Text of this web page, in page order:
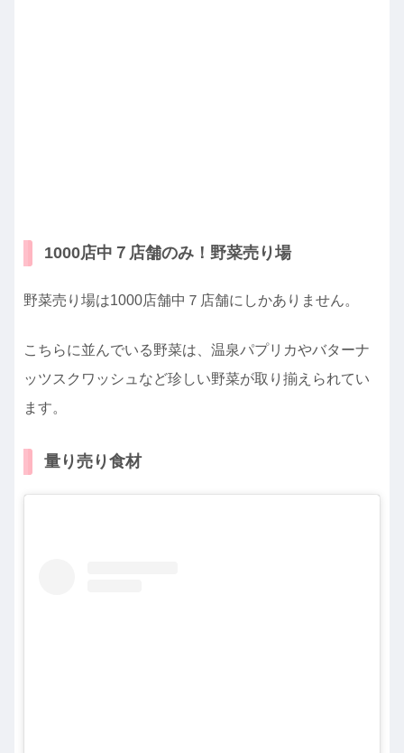
1000店中７店舗のみ！野菜売り場
野菜売り場は1000店舗中７店舗にしかありません。
こちらに並んでいる野菜は、温泉パプリカやバターナ
ッツスクワッシュなど珍しい野菜が取り揃えられてい
ます。
量り売り食材